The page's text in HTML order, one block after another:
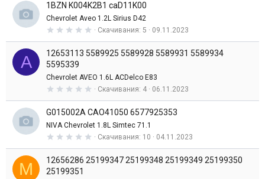
0
з
в
е
з
д
1BZN K004K2B1 caD11K00
Chevrolet Aveo 1.2L Sirius D42
0
0
е
з
Скачивания 5 09.11.2023
A
12653113 5589925 5589928 5589931 5589934
5595339
Chevrolet AVEO 1.6L ACDelco E83
0
0
з
в
е
з
д
Скачивания 4 06.11.2023
G015002A CAO41050 6577925353
NIVA Chevrolet 1.8L Simtec 71.1
0
0
Скачивания 10 04.11.2023
M
12656286 25199347 25199348 25199349 25199350
25199351